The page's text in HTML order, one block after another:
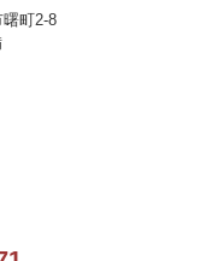
町2-8